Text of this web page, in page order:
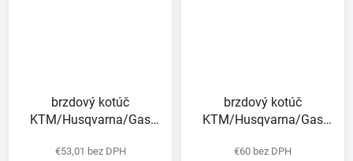
brzdový kotúč
KTM/Husqvarna/Gas
€53,01 bez DPH
brzdový kotúč
KTM/Husqvarna/Gas
€60 bez DPH